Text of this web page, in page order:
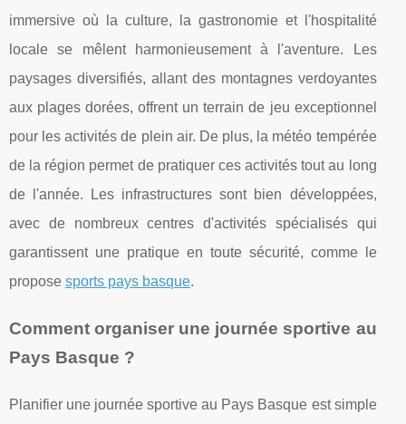
immersive où la culture, la gastronomie et l'hospitalité
locale se mêlent harmonieusement à l'aventure. Les
paysages diversifiés, allant des montagnes verdoyantes
aux plages dorées, offrent un terrain de jeu exceptionnel
pour les activités de plein air. De plus, la météo tempérée
de la région permet de pratiquer ces activités tout au long
de l'année. Les infrastructures sont bien développées,
avec de nombreux centres d'activités spécialisés qui
garantissent une pratique en toute sécurité, comme le
propose sports pays basque.
Comment organiser une journée sportive au
Pays Basque ?
Planifier une journée sportive au Pays Basque est simple